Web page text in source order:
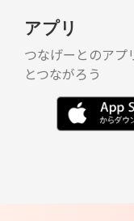
アプリ
つなげーとのアプ
とつながろう